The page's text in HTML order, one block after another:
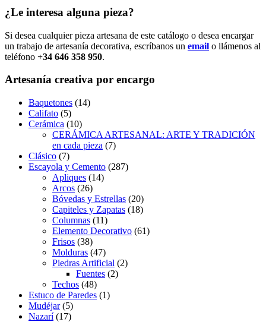
¿Le interesa alguna pieza?
Si desea cualquier pieza artesana de este catálogo o desea encargar
un trabajo de artesanía decorativa, escríbanos un email o llámenos al
teléfono +34 646 358 950.
Artesanía creativa por encargo
Baquetones (14)
Califato (5)
Cerámica (10)
CERÁMICA ARTESANAL: ARTE Y TRADICIÓN
en cada pieza (7)
Clásico (7)
Escayola y Cemento (287)
Apliques (14)
Arcos (26)
Bóvedas y Estrellas (20)
Capiteles y Zapatas (18)
Columnas (11)
Elemento Decorativo (61)
Frisos (38)
Molduras (47)
Piedras Artificial (2)
Fuentes (2)
Techos (48)
Estuco de Paredes (1)
Mudéjar (5)
Nazarí (17)